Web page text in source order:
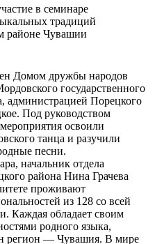
в семинаре
традиций
районе Чувашии
Домом дружбы народов
государственного
администрацией Порецкого
Под руководством
освоили
танца и разучили
песни.
начальник отдела
района Нина Грачева
проживают
из 128 со всей
Каждая обладает своим
родного языка,
регион — Чувашия. В мире